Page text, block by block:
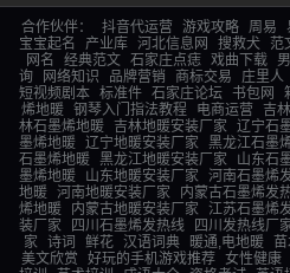
合作伙伴： 抖音代运营 游戏攻略 周易
宝宝起名
产业库 河北信息网 搜救犬 范
网名
经典范文 石家庄点痣 戏曲下载
询
网络知识 品牌营销 商标交易 庄里人
短视频剧本 标准件 石家庄论坛 书包网
烯地暖 钢琴入门指法教程 电商运营 吉
林石墨烯地暖
吉林地暖安装厂家 辽宁石
墨烯地暖 辽宁地暖安装厂家 黑龙江石墨
石墨烯地暖 黑龙江地暖安装厂家 山东石
墨烯地暖
山东地暖安装厂家 河南石墨烯
地暖 河南地暖安装厂家 内蒙古石墨烯发
烯地暖
内蒙古地暖安装厂家 江苏石墨烯
装厂家
四川石墨烯发热线 四川发热线厂
家
诗词 鲜花 汉语词典 暖通,电地暖 苗
美文欣赏
好玩的手机游戏推荐 女性健康